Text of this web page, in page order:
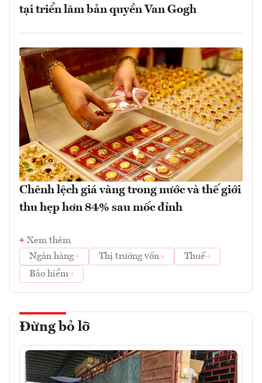
tại triển lãm bản quyền Van Gogh
Chênh lệch giá vàng trong nước và thế giới
thu hẹp hơn 84% sau mốc đỉnh
Xem thêm
Ngân hàng
Thị trường vốn
Thuế
Bảo hiểm
Đừng bỏ lỡ